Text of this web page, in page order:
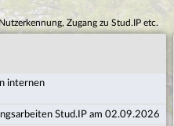
Zugang zu Stud.IP etc.
internen
Stud.IP am 02.09.2026